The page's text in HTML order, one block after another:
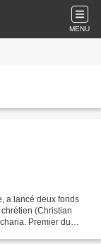
MENU
a lancé deux fonds
(Christian
Premier du